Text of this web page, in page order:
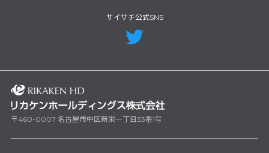
サイサチ公式SNS
〒460-0007 名古屋市中区新栄一丁目33番1号